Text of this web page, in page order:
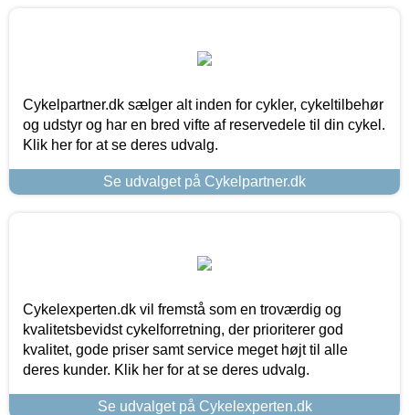
Cykelpartner.dk sælger alt inden for cykler, cykeltilbehør
og udstyr og har en bred vifte af reservedele til din cykel.
Klik her for at se deres udvalg.
Se udvalget på Cykelpartner.dk
Cykelexperten.dk vil fremstå som en troværdig og
kvalitetsbevidst cykelforretning, der prioriterer god
kvalitet, gode priser samt service meget højt til alle
deres kunder. Klik her for at se deres udvalg.
Se udvalget på Cykelexperten.dk